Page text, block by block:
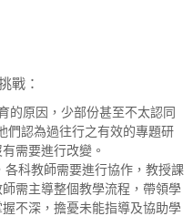
p
r
o
v
e
m
e
戰：
的原因，少部份甚至不太認同
們認為過往行之有效的專題研
需要進行改變。
科教師需要進行協作，教授課
需主導整個教學流程，帶領學
不深，擔憂未能指導及協助學